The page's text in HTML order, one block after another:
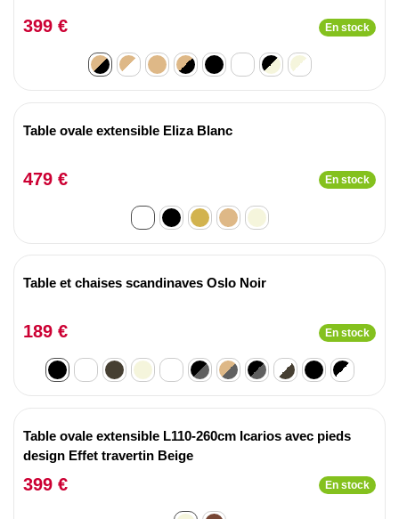
399 € En stock
Table ovale extensible Eliza Blanc
479 € En stock
Table et chaises scandinaves Oslo Noir
189 € En stock
Table ovale extensible L110-260cm Icarios avec pieds
design Effet travertin Beige
399 € En stock